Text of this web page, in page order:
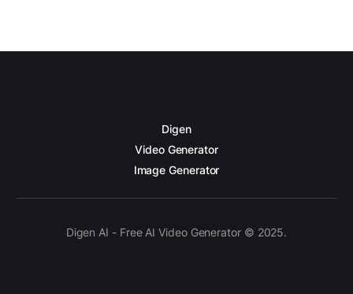
Digen
Video Generator
Image Generator
Digen AI - Free AI Video Generator © 2025.